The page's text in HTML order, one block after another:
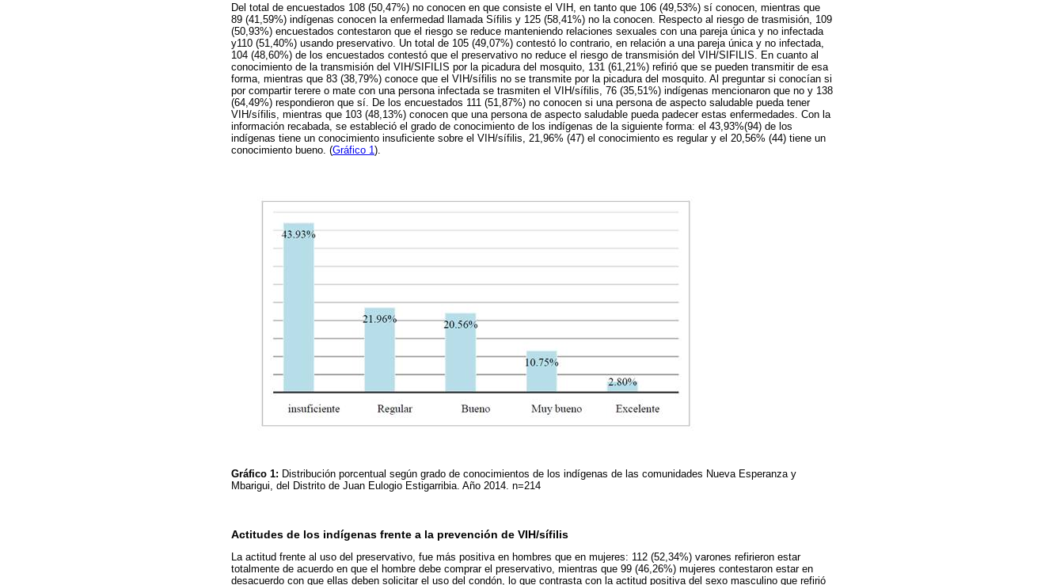
Del total de encuestados 108 (50,47%) no conocen en que consiste el VIH, en tanto que 106 (49,53%) sí conocen, mientras que
89 (41,59%) indígenas conocen la enfermedad llamada Sífilis y 125 (58,41%) no la conocen. Respecto al riesgo de trasmisión, 109
(50,93%) encuestados contestaron que el riesgo se reduce manteniendo relaciones sexuales con una pareja única y no infectada
y110 (51,40%) usando preservativo. Un total de 105 (49,07%) contestó lo contrario, en relación a una pareja única y no infectada,
104 (48,60%) de los encuestados contestó que el preservativo no reduce el riesgo de transmisión del VIH/SIFILIS. En cuanto al
conocimiento de la transmisión del VIH/SIFILIS por la picadura del mosquito, 131 (61,21%) refirió que se pueden transmitir de esa
forma, mientras que 83 (38,79%) conoce que el VIH/sífilis no se transmite por la picadura del mosquito. Al preguntar si conocían si
por compartir terere o mate con una persona infectada se trasmiten el VIH/sífilis, 76 (35,51%) indígenas mencionaron que no y 138
(64,49%) respondieron que sí. De los encuestados 111 (51,87%) no conocen si una persona de aspecto saludable pueda tener
VIH/sífilis, mientras que 103 (48,13%) conocen que una persona de aspecto saludable pueda padecer estas enfermedades. Con la
información recabada, se estableció el grado de conocimiento de los indígenas de la siguiente forma: el 43,93%(94) de los
indígenas tiene un conocimiento insuficiente sobre el VIH/sífilis, 21,96% (47) el conocimiento es regular y el 20,56% (44) tiene un
conocimiento bueno. (Gráfico 1).
Gráfico 1: Distribución porcentual según grado de conocimientos de los indígenas de las comunidades Nueva Esperanza y
Mbarigui, del Distrito de Juan Eulogio Estigarribia. Año 2014. n=214
Actitudes de los indígenas frente a la prevención de VIH/sífilis
La actitud frente al uso del preservativo, fue más positiva en hombres que en mujeres: 112 (52,34%) varones refirieron estar
totalmente de acuerdo en que el hombre debe comprar el preservativo, mientras que 99 (46,26%) mujeres contestaron estar en
desacuerdo con que ellas deben solicitar el uso del condón, lo que contrasta con la actitud positiva del sexo masculino que refirió